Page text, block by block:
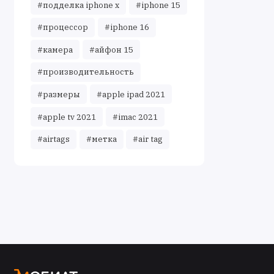
#подделка iphone x #iphone 15
#процессор #iphone 16
#камера #айфон 15
#производительность
#размеры #apple ipad 2021
#apple tv 2021 #imac 2021
#airtags #метка #air tag